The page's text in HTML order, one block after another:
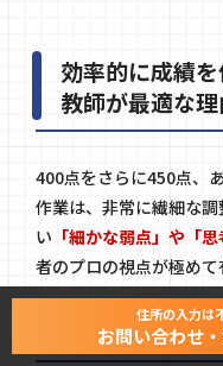
効率的に成績
教師が最適な
400点をさらに450点、
作業は、非常に繊細な
い 「細かな弱点」や「
者のプロの視点が極めて
一人ひとりの課題
住所の入力は
お問い合わせ